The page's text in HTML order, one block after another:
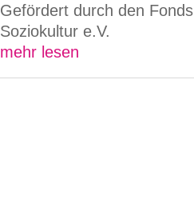
Gefördert durch den Fonds
Soziokultur e.V.
mehr lesen